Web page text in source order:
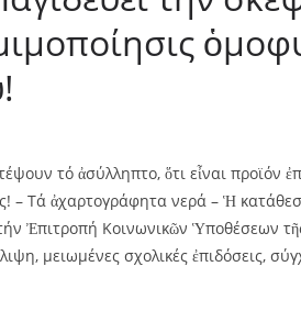
τό ἀσύλληπτο, ὅτι εἶναι προϊόν
– Τά ἀχαρτογράφητα νερά – Ἡ
Ἐπιτροπή Κοινωνικῶν Ὑποθέσεων
μειωμένες σχολικές ἐπιδόσεις,